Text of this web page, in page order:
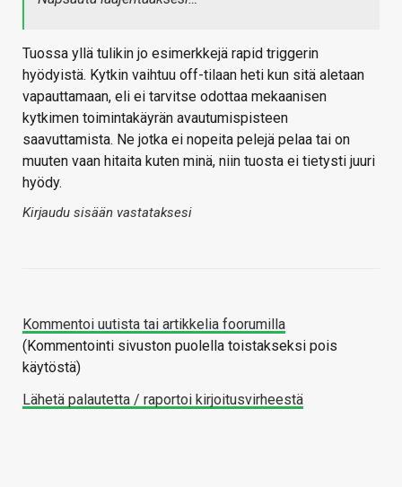
Tuossa yllä tulikin jo esimerkkejä rapid triggerin
hyödyistä. Kytkin vaihtuu off-tilaan heti kun sitä aletaan
vapauttamaan, eli ei tarvitse odottaa mekaanisen
kytkimen toimintakäyrän avautumispisteen
saavuttamista. Ne jotka ei nopeita pelejä pelaa tai on
muuten vaan hitaita kuten minä, niin tuosta ei tietysti juuri
hyödy.
Kirjaudu sisään vastataksesi
Kommentoi uutista tai artikkelia foorumilla
(Kommentointi sivuston puolella toistakseksi pois
käytöstä)
Lähetä palautetta / raportoi kirjoitusvirheestä